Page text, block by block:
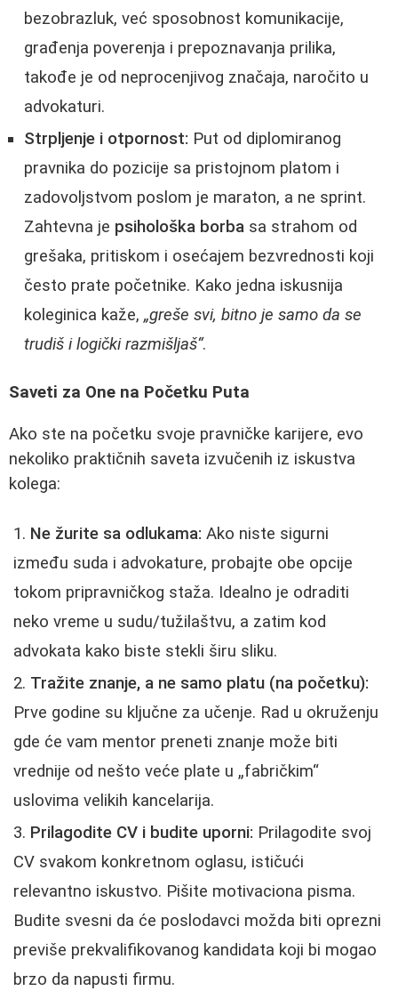
bezobrazluk, već sposobnost komunikacije,
građenja poverenja i prepoznavanja prilika,
takođe je od neprocenjivog značaja, naročito u
advokaturi.
Strpljenje i otpornost: Put od diplomiranog
pravnika do pozicije sa pristojnom platom i
zadovoljstvom poslom je maraton, a ne sprint.
Zahtevna je psihološka borba sa strahom od
grešaka, pritiskom i osećajem bezvrednosti koji
često prate početnike. Kako jedna iskusnija
koleginica kaže, „greše svi, bitno je samo da se
trudiš i logički razmišljaš“.
Saveti za One na Početku Puta
Ako ste na početku svoje pravničke karijere, evo
nekoliko praktičnih saveta izvučenih iz iskustva
kolega:
Ne žurite sa odlukama: Ako niste sigurni
između suda i advokature, probajte obe opcije
tokom pripravničkog staža. Idealno je odraditi
neko vreme u sudu/tužilaštvu, a zatim kod
advokata kako biste stekli širu sliku.
Tražite znanje, a ne samo platu (na početku):
Prve godine su ključne za učenje. Rad u okruženju
gde će vam mentor preneti znanje može biti
vrednije od nešto veće plate u „fabričkim“
uslovima velikih kancelarija.
Prilagodite CV i budite uporni: Prilagodite svoj
CV svakom konkretnom oglasu, ističući
relevantno iskustvo. Pišite motivaciona pisma.
Budite svesni da će poslodavci možda biti oprezni
previše prekvalifikovanog kandidata koji bi mogao
brzo da napusti firmu.